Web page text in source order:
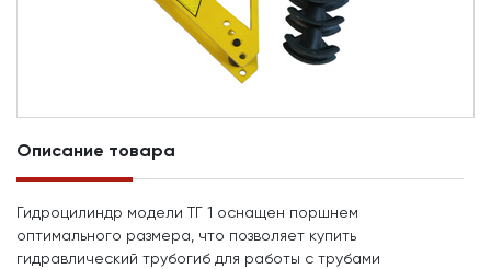
Описание товара
Гидроцилиндр модели ТГ 1 оснащен поршнем
оптимального размера, что позволяет купить
гидравлический трубогиб для работы с трубами